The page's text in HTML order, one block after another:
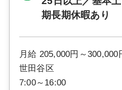
期長期休暇あり
月給 205,000円～300,000
世田谷区
7:00～16:00